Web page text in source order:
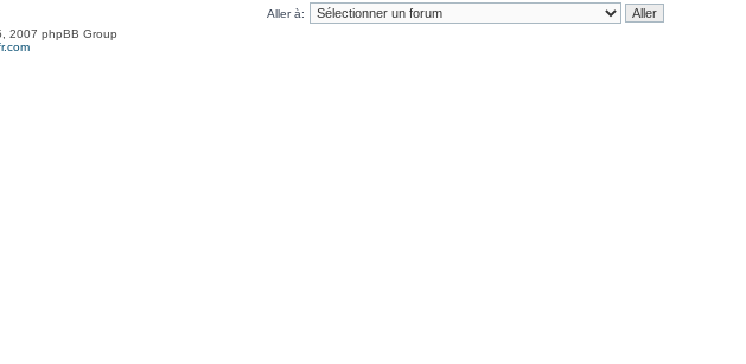
Aller à:
2007 phpBB Group